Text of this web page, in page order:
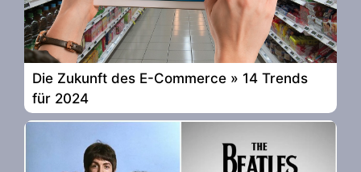
Die Zukunft des E-Commerce » 14 Trends
für 2024